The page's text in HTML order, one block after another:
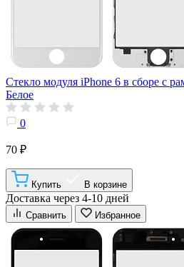
Стекло модуля iPhone 6 в сборе с
Белое
0
70 ₽
Купить В корзине
Доставка через 4-10 дней
Сравнить Избранное